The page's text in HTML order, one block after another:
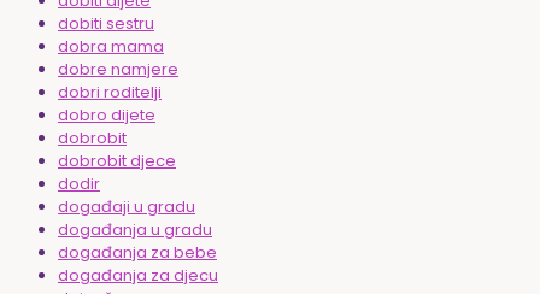
dobiti sestru
dobra mama
dobre namjere
dobri roditelji
dobro dijete
dobrobit
dobrobit djece
dodir
događaji u gradu
događanja u gradu
događanja za bebe
događanja za djecu